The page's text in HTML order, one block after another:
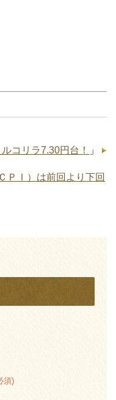
コリラ7.30円台！ 」
ＰＩ）は前回より下回
須)